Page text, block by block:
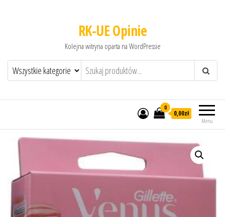
RK-UE Opinie
Kolejna witryna oparta na WordPressie
Menu
0
0,00zł